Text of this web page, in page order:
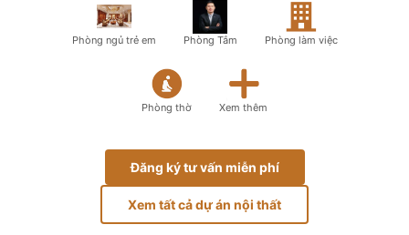
Phòng ngủ trẻ em Phòng Tắm Phòng làm việc
Phòng thờ Xem thêm
Đăng ký tư vấn miễn phí
Xem tất cả dự án nội thất